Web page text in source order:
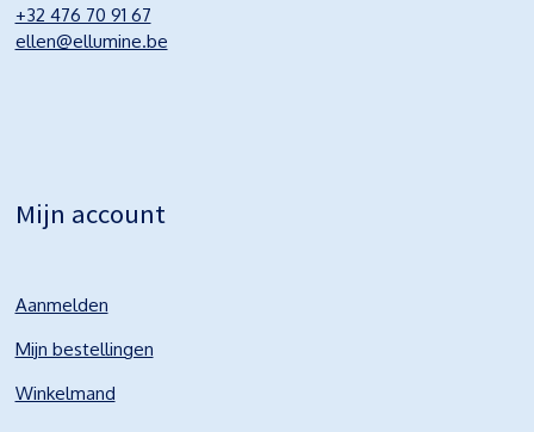
+32 476 70 91 67
ellen@ellumine.be
Mijn account
Aanmelden
Mijn bestellingen
Winkelmand